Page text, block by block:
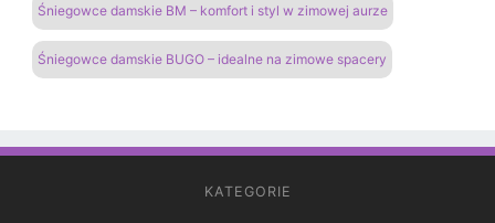
Śniegowce damskie BM – komfort i styl w zimowej aurze
Śniegowce damskie BUGO – idealne na zimowe spacery
KATEGORIE